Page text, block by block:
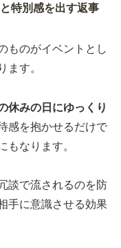
特別感を出す返事
ものがイベントとし
ます。
休みの日にゆっくり
感を抱かせるだけで
もなります。
談で流されるのを防
手に意識させる効果